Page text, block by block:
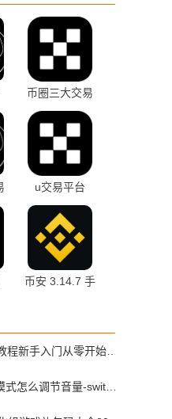
币圈三大交易
所 6.182.0 最
新版
u交易平台
6.182.0 安卓版
币安 3.14.7 手